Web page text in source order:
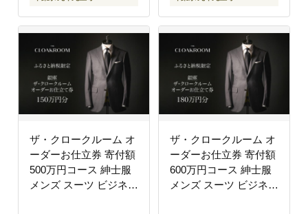
ザ・クロークルーム オ
ーダーお仕立券 寄付額
500万円コース 紳士服
メンズ スーツ ビジネス
ザ・クロークルーム オ
ーダーお仕立券 寄付額
600万円コース 紳士服
メンズ スーツ ビジネス